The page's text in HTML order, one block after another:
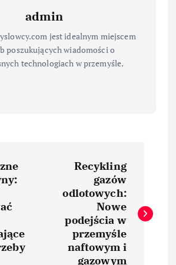
admin
jest idealnym miejscem
poszukujących wiadomości o
technologiach w przemyśle.
Recykling
gazów
odlotowych:
Nowe
podejścia w
przemyśle
naftowym i
gazowym